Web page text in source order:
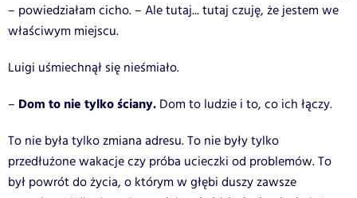
– powiedziałam cicho. – Ale tutaj... tutaj czuję, że jestem we
właściwym miejscu.
Luigi uśmiechnął się nieśmiało.
– Dom to nie tylko ściany. Dom to ludzie i to, co ich łączy.
To nie była tylko zmiana adresu. To nie były tylko
przedłużone wakacje czy próba ucieczki od problemów. To
był powrót do życia, o którym w głębi duszy zawsze